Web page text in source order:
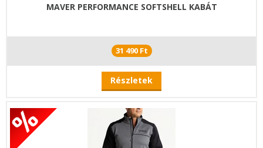
MAVER PERFORMANCE SOFTSHELL KABÁT
31 490 Ft
Részletek